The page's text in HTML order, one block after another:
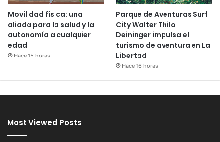
Movilidad física: una
aliada para la salud y la
autonomía a cualquier
edad
Hace 15 horas
Parque de Aventuras Surf
City Walter Thilo
Deininger impulsa el
turismo de aventura en La
Libertad
Hace 16 horas
Most Viewed Posts